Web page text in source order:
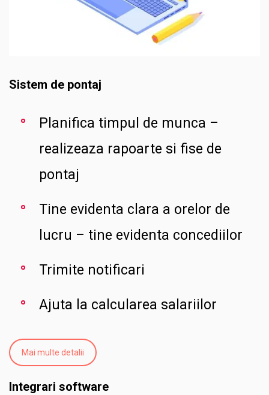
Sistem de pontaj
Planifica timpul de munca –
realizeaza rapoarte si fise de
pontaj
Tine evidenta clara a orelor de
lucru – tine evidenta concediilor
Trimite notificari
Ajuta la calcularea salariilor
Mai multe detalii
Integrari software